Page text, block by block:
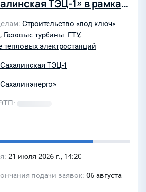
ТЭЦ-1» в рамках
ОП "Южно-
ТЭЦ-1" путем
МВт с установкой двух
энергоагрегатов
т.ч. ПИР (Лот 0339-ТПИР
Строительство «под ключ»
, Газовые турбины. ГТУ,
тепловых электростанций
ТЭЦ-1
21 июля 2026 г., 14:20
подачи заявок 06 августа